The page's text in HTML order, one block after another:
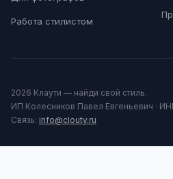
Работа стилистом
2026 Клаути — найди свой стиль.
ИП Колесников Павел Евгеньевич ·
Связь: info@clouty.ru